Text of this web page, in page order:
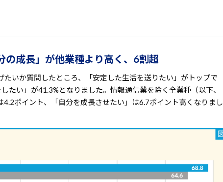
成長」が他業種より高く、6割超
いか質問したところ、「安定した生活を送りたい」がトップで
たい」が41.3%となりました。情報通信業を除く全業種（以下、
ポイント、「自分を成長させたい」は6.7ポイント高くなりまし